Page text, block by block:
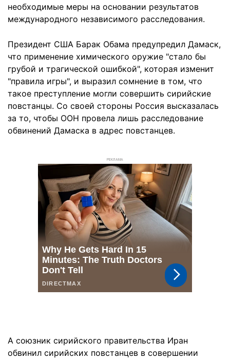
необходимые меры на основании результатов
международного независимого расследования.
Президент США Барак Обама предупредил Дамаск,
что применение химического оружие "стало бы
грубой и трагической ошибкой", которая изменит
"правила игры", и выразил сомнение в том, что
такое преступление могли совершить сирийские
повстанцы. Со своей стороны Россия высказалась
за то, чтобы ООН провела лишь расследование
обвинений Дамаска в адрес повстанцев.
РЕКЛАМА
А союзник сирийского правительства Иран
обвинил сирийских повстанцев в совершении